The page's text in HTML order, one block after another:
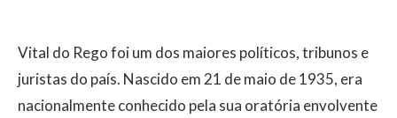
Vital do Rego foi um dos maiores políticos, tribunos e
juristas do país. Nascido em 21 de maio de 1935, era
nacionalmente conhecido pela sua oratória envolvente